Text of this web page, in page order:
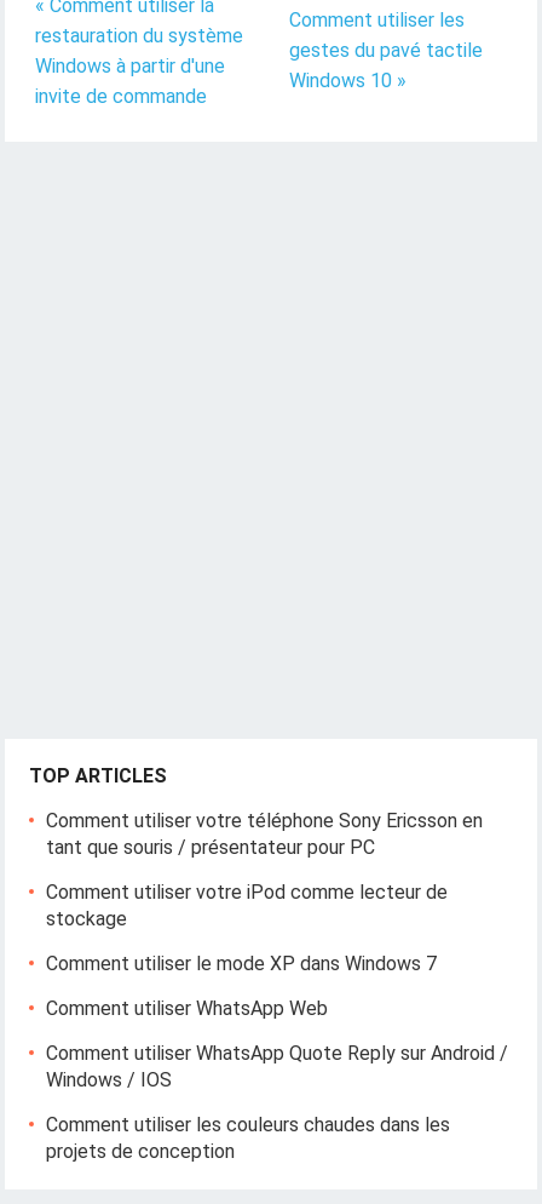
« Comment utiliser la
restauration du système
Windows à partir d'une
invite de commande
Comment utiliser les
gestes du pavé tactile
Windows 10 »
TOP ARTICLES
Comment utiliser votre téléphone Sony Ericsson en
tant que souris / présentateur pour PC
Comment utiliser votre iPod comme lecteur de
stockage
Comment utiliser le mode XP dans Windows 7
Comment utiliser WhatsApp Web
Comment utiliser WhatsApp Quote Reply sur Android /
Windows / IOS
Comment utiliser les couleurs chaudes dans les
projets de conception